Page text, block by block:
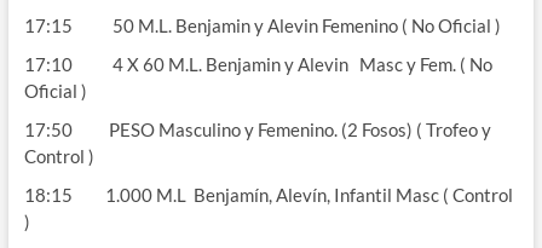
17:15 50 M.L. Benjamin y Alevin Femenino ( No Oficial )
17:10 4 X 60 M.L. Benjamin y Alevin Masc y Fem. ( No
Oficial )
17:50 PESO Masculino y Femenino. (2 Fosos) ( Trofeo y
Control )
18:15 1.000 M.L Benjamín, Alevín, Infantil Masc ( Control
)